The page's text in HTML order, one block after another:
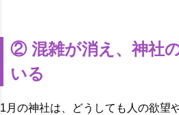
② 混雑が消え、神社
いる
1月の神社は、どうしても人の欲望